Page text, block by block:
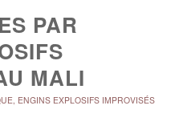
PAR
MALI
, ENGINS EXPLOSIFS IMPROVISÉS